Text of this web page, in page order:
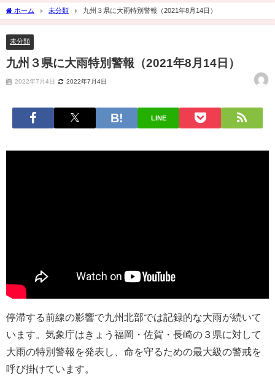
ホーム 未分類 九州３県に大雨特別警報（2021年8月14日）
未分類
九州３県に大雨特別警報（2021年8月14日）
2022年7月4日 2022年7月4日
LINE
停滞する前線の影響で九州北部では記録的な大雨が続いて
います。気象庁はきょう福岡・佐賀・長崎の３県に対して
大雨の特別警報を発表し、命を守るための最大級の警戒を
呼び掛けています。